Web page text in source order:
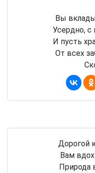
Вы
Усердно,
И пусть
От всех
Дорогой
Вам
Природа